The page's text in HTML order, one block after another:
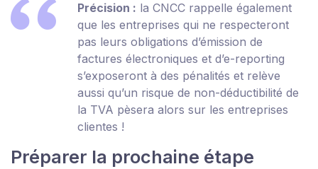
Précision : la CNCC rappelle également
que les entreprises qui ne respecteront
pas leurs obligations d’émission de
factures électroniques et d’e-reporting
s’exposeront à des pénalités et relève
aussi qu’un risque de non-déductibilité de
la TVA pèsera alors sur les entreprises
clientes !
Préparer la prochaine étape